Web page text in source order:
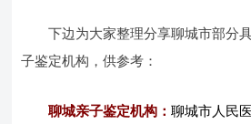
下边为大家整理分享聊城市部分
子鉴定机构，供参考：
聊城亲子鉴定机构：聊城市人民